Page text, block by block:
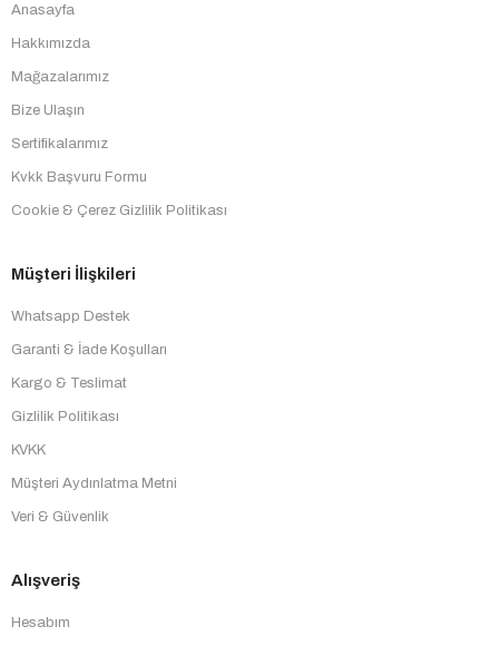
Anasayfa
Hakkımızda
Mağazalarımız
Bize Ulaşın
Sertifikalarımız
Kvkk Başvuru Formu
Cookie & Çerez Gizlilik Politikası
Müşteri İlişkileri
Whatsapp Destek
Garanti & İade Koşulları
Kargo & Teslimat
Gizlilik Politikası
KVKK
Müşteri Aydınlatma Metni
Veri & Güvenlik
Alışveriş
Hesabım